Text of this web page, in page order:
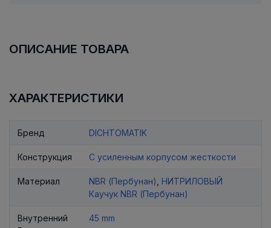
ОПИСАНИЕ ТОВАРА
ХАРАКТЕРИСТИКИ
Бренд DICHTOMATIK
Конструкция С усиленным корпусом жесткости
Материал NBR (Пербунан)
НИТРИЛОВЫЙ
Каучук NBR (Пербунан)
Внутренний
45 mm